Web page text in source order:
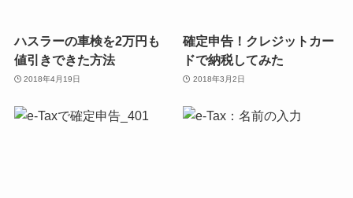
ハスラーの車検を2万円も
値引きできた方法
2018年4月19日
確定申告！クレジットカー
ドで納税してみた
2018年3月2日